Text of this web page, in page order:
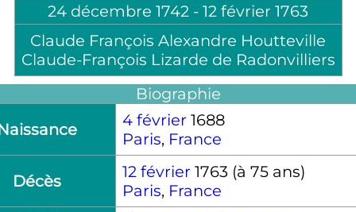
24 décembre 1742 - 12 février 1763
Claude François Alexandre Houtteville
Claude-François Lizarde de Radonvilliers
Biographie
4 février 1688
Paris, France
Décès 12 février 1763 (à 75 ans)
Paris, France